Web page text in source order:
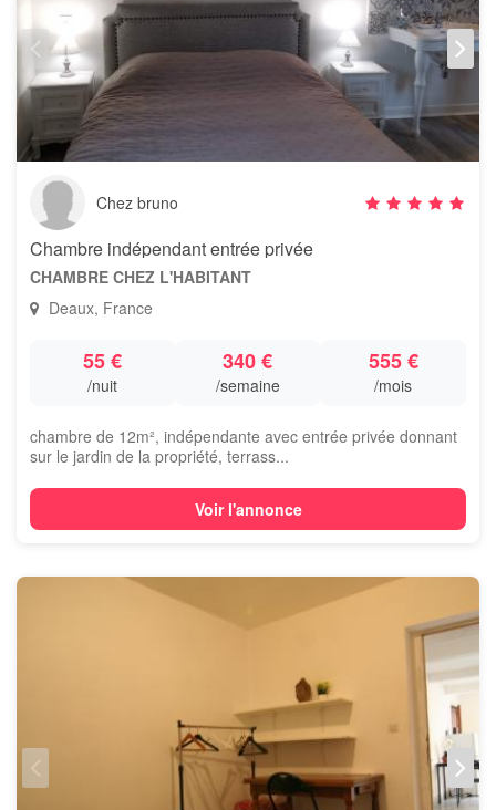
Chez bruno
Chambre indépendant entrée privée
CHAMBRE CHEZ L'HABITANT
Deaux, France
55 €
/nuit
340 €
/semaine
555 €
/mois
chambre de 12m², indépendante avec entrée privée donnant
sur le jardin de la propriété, terrass...
Voir l'annonce